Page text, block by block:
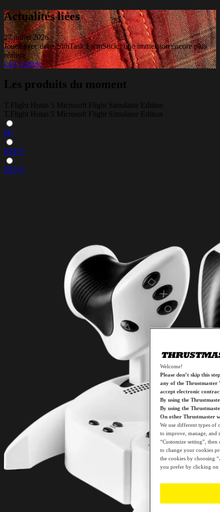
Actualités liées
27 juillet 2026
Jouez avec deux SimTask FarmStick : une immersion encore plus
réaliste
Lire l’article
Les produits du moment
T.Flight Hotas 5 Microsoft Flight Simulator Edition
T.Flight Hotas 5 Microsoft Flight Simulator Edition
PC
PS4™
PS5™
Welcome!
Please don’t skip this step
any of the Thrustmaster
accept electronic
By using the
By using the
On other Thrustmaster
We use different types of
to improve, manage, and
“Customize setting”,
to change your cookies
the cookies by choosing
you prefer by clicking on